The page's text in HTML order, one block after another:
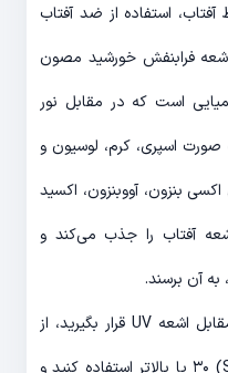
استفاده از ضد آفتاب
فرابنفش خورشید مصون
است که در مقابل نور
صورت اسپری، کرم، لوسیون و
بنزون، آووبنزون، اکسید
آفتاب را جذب می‌کند و
آن برسند.
بهتر است زمانی که می‌خواهید در مقابل اشعه UV قرار بگیرید، از
ضد آفتابی با ضریب محافظت (SPF) ۳۰ یا بالاتر استفاده کنید و